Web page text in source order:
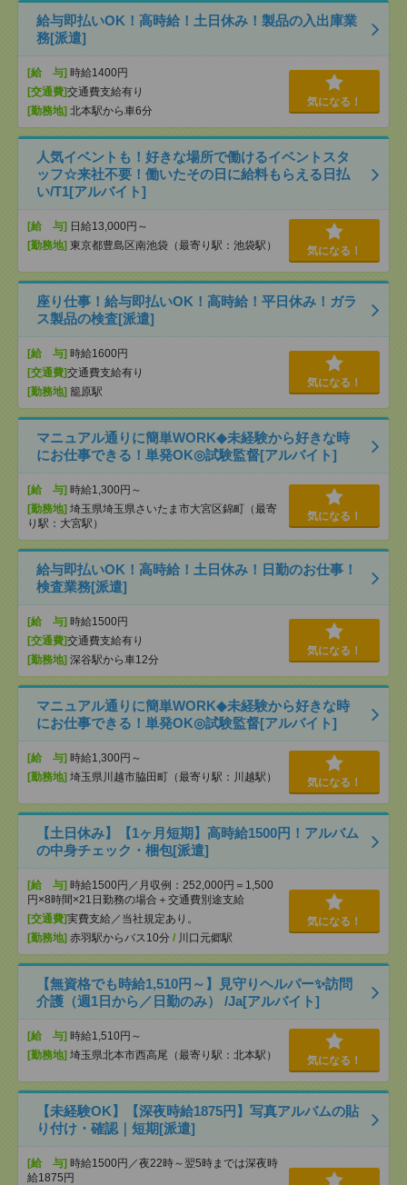
給与即払いOK！高時給！土日休み！製品の入出庫業
務[派遣]
[給 与] 時給1400円
[交通費]交通費支給有り
[勤務地] 北本駅から車6分
気になる！
人気イベントも！好きな場所で働けるイベントスタ
ッフ☆来社不要！働いたその日に給料もらえる日払
い/T1[アルバイト]
[給 与] 日給13,000円～
[勤務地] 東京都豊島区南池袋（最寄り駅：池袋駅） 気になる！
座り仕事！給与即払いOK！高時給！平日休み！ガラ
ス製品の検査[派遣]
[給 与] 時給1600円
[交通費]交通費支給有り
[勤務地] 籠原駅
気になる！
マニュアル通りに簡単WORK◆未経験から好きな時
にお仕事できる！単発OK◎試験監督[アルバイト]
[給 与] 時給1,300円～
[勤務地] 埼玉県埼玉県さいたま市大宮区錦町（最寄
り駅：大宮駅）
気になる！
給与即払いOK！高時給！土日休み！日勤のお仕事！
検査業務[派遣]
[給 与] 時給1500円
[交通費]交通費支給有り
[勤務地] 深谷駅から車12分
気になる！
マニュアル通りに簡単WORK◆未経験から好きな時
にお仕事できる！単発OK◎試験監督[アルバイト]
[給 与] 時給1,300円～
[勤務地] 埼玉県川越市脇田町（最寄り駅：川越駅） 気になる！
【土日休み】【1ヶ月短期】高時給1500円！アルバム
の中身チェック・梱包[派遣]
[給 与] 時給1500円／月収例：252,000円＝1,500
円×8時間×21日勤務の場合＋交通費別途支給
[交通費]実費支給／当社規定あり。
[勤務地] 赤羽駅からバス10分 / 川口元郷駅
気になる！
【無資格でも時給1,510円～】見守りヘルパー✨訪問
介護（週1日から／日勤のみ） /Ja[アルバイト]
[給 与] 時給1,510円～
[勤務地] 埼玉県北本市西高尾（最寄り駅：北本駅） 気になる！
【未経験OK】【深夜時給1875円】写真アルバムの貼
り付け・確認｜短期[派遣]
[給 与] 時給1500円／夜22時～翌5時までは深夜時
給1875円